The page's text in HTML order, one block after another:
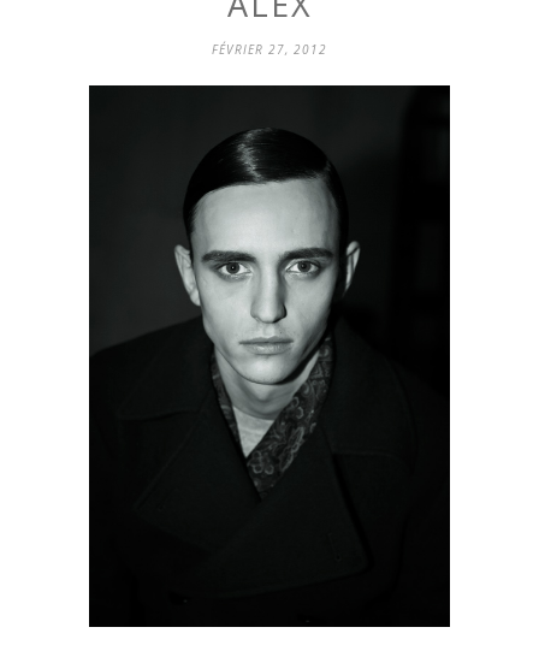
FÉVRIER 27, 2012